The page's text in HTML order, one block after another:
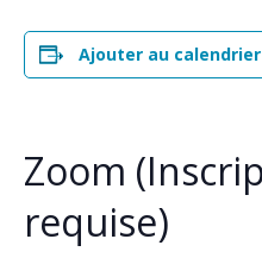
Ajouter au calendrier
Zoom
requise)